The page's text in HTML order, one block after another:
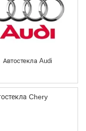
Автостекла Audi